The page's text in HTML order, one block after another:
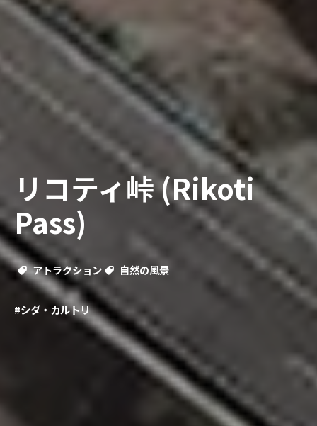
リコティ峠 (Rikoti
Pass)
アトラクション 自然の風景
#シダ・カルトリ